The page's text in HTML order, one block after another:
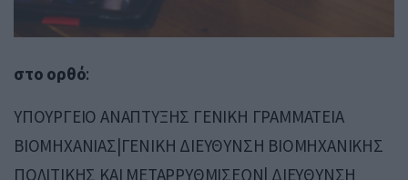
στο ορθό:
ΥΠΟΥΡΓΕΙΟ ΑΝΑΠΤΥΞΗΣ ΓΕΝΙΚΗ ΓΡΑΜΜΑΤΕΙΑ
ΒΙΟΜΗΧΑΝΙΑΣ|ΓΕΝΙΚΗ ΔΙΕΥΘΥΝΣΗ ΒΙΟΜΗΧΑΝΙΚΗΣ
ΠΟΛΙΤΙΚΗΣ ΚΑΙ ΜΕΤΑΡΡΥΘΜΙΣΕΩΝ| ΔΙΕΥΘΥΝΣΗ